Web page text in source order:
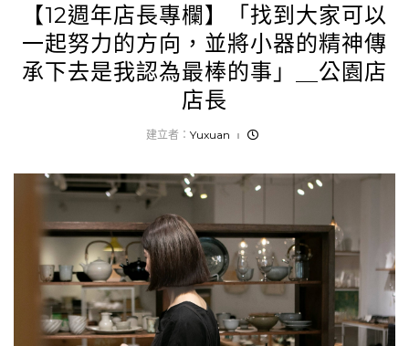
【12週年店長專欄】「找到大家可以
一起努力的方向，並將小器的精神傳
承下去是我認為最棒的事」＿公園店
店長
建立者： Yuxuan